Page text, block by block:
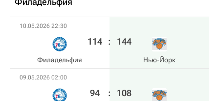
10.05.2026 22:30
Филадельфия
114 : 144
Нью-Йорк
09.05.2026 02:00
94 : 108